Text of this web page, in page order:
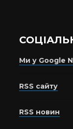
Ми у Google
RSS сайту
RSS новин